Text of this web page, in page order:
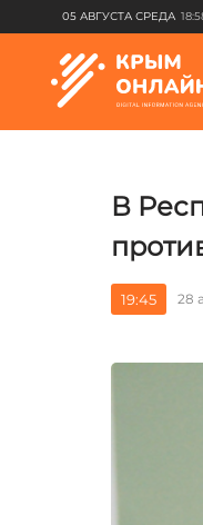
05 АВГУСТА СРЕДА
В
19:45 28